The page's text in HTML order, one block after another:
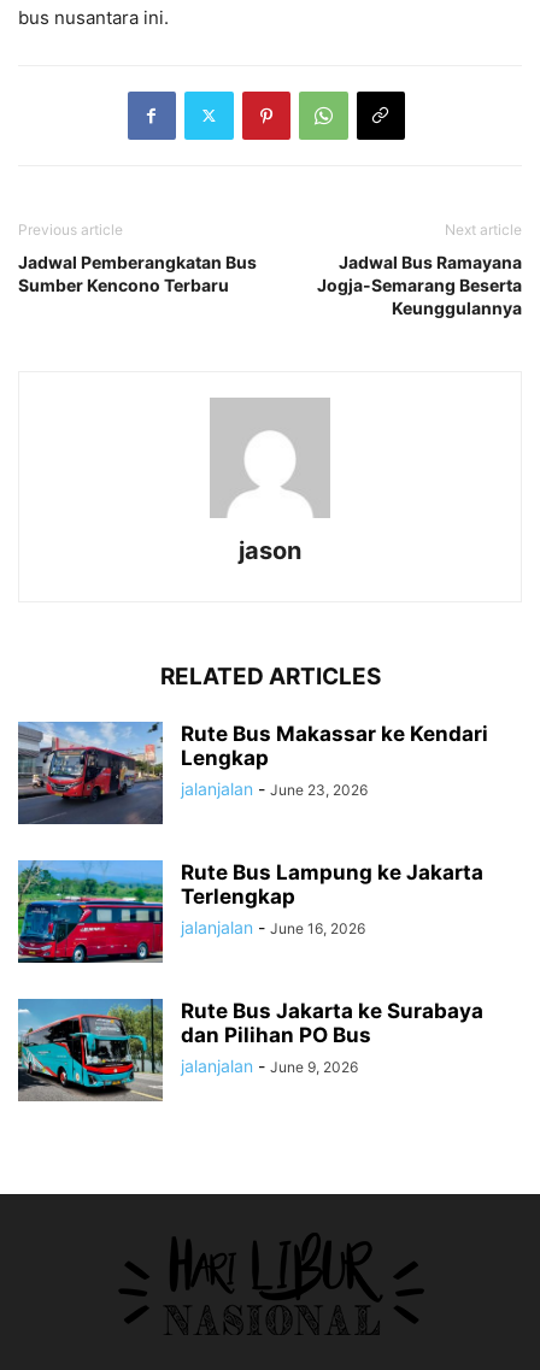
bus nusantara ini.
Previous article
Jadwal Pemberangkatan Bus
Sumber Kencono Terbaru
Next article
Jadwal Bus Ramayana
Jogja-Semarang Beserta
Keunggulannya
jason
RELATED ARTICLES
Rute Bus Makassar ke Kendari
Lengkap
jalanjalan - June 23, 2026
Rute Bus Lampung ke Jakarta
Terlengkap
jalanjalan - June 16, 2026
Rute Bus Jakarta ke Surabaya
dan Pilihan PO Bus
jalanjalan - June 9, 2026